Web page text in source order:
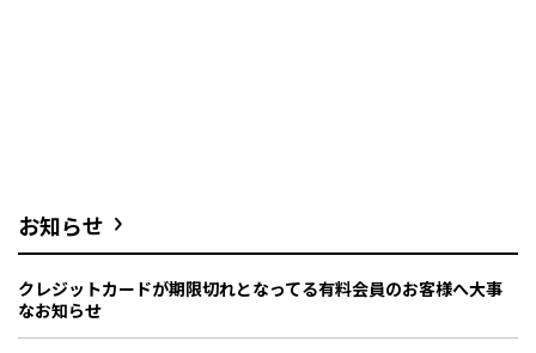
お知らせ
クレジットカードが期限切れとなってる有料会員のお客様へ大事
なお知らせ